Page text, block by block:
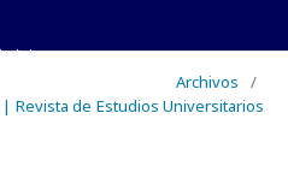
Archivos
/
| Revista de Estudios Universitarios